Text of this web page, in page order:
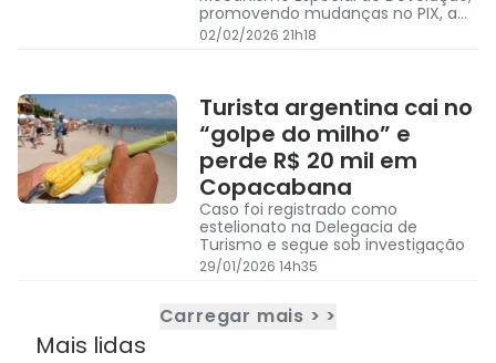
promovendo mudanças no PIX, a
partir desta segunda-feira; confira
o que mudou
02/02/2026 21h18
Turista argentina cai no
“golpe do milho” e
perde R$ 20 mil em
Copacabana
Caso foi registrado como
estelionato na Delegacia de
Turismo e segue sob investigação
29/01/2026 14h35
Carregar mais > >
Mais lidas